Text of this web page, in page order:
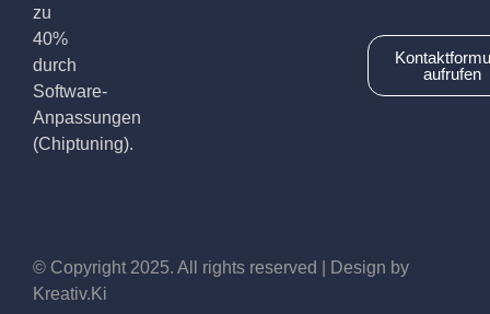
zu
40%
durch
Software-
Anpassungen
(Chiptuning).
aufrufen
© Copyright 2025. All rights reserved | Design by
Kreativ.Ki